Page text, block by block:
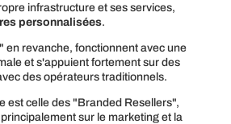
infrastructure et ses services,
personnalisées.
en revanche, fonctionnent avec une
et s'appuient fortement sur des
des opérateurs traditionnels.
est celle des "Branded Resellers",
sur le marketing et la